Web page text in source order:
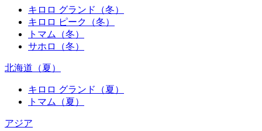
キロロ グランド（冬）
キロロ ピーク（冬）
トマム（冬）
サホロ（冬）
北海道（夏）
キロロ グランド（夏）
トマム（夏）
アジア